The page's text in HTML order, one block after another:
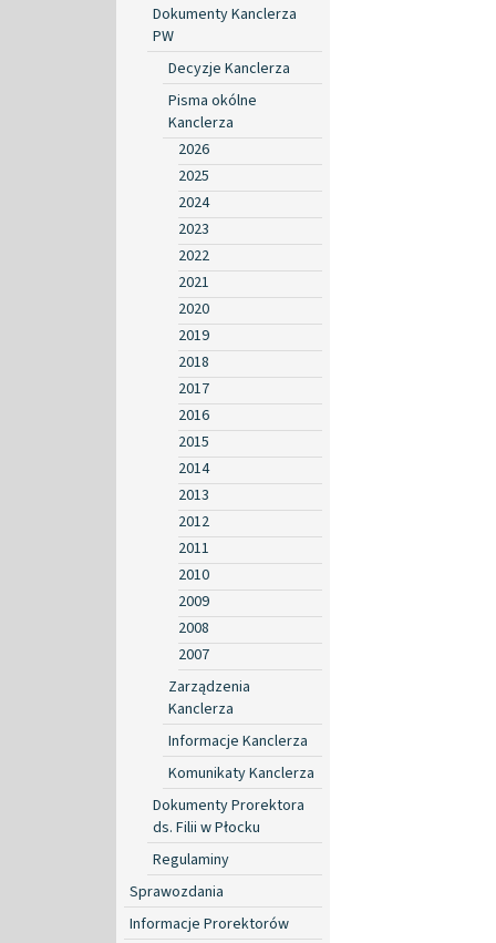
Dokumenty Kanclerza
PW
Decyzje Kanclerza
Pisma okólne
Kanclerza
2026
2025
2024
2023
2022
2021
2020
2019
2018
2017
2016
2015
2014
2013
2012
2011
2010
2009
2008
2007
Zarządzenia
Kanclerza
Informacje Kanclerza
Komunikaty Kanclerza
Dokumenty Prorektora
ds. Filii w Płocku
Regulaminy
Sprawozdania
Informacje Prorektorów